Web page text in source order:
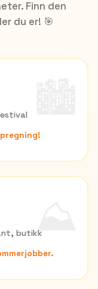
Finn den
du er! 🎯
butikk⛰️